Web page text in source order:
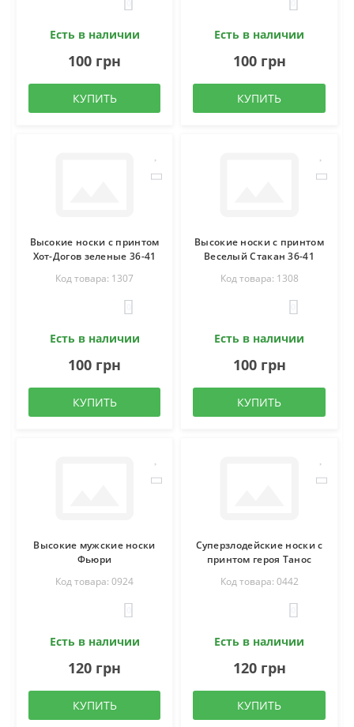
Есть в наличии
100 грн
КУПИТЬ
Есть в наличии
100 грн
КУПИТЬ
Высокие носки с принтом
Хот-Догов зеленые 36-41
Код товара: 1307
Есть в наличии
100 грн
КУПИТЬ
Высокие носки с принтом
Веселый Стакан 36-41
Код товара: 1308
Есть в наличии
100 грн
КУПИТЬ
Высокие мужские носки
Фьюри
Код товара: 0924
Есть в наличии
120 грн
КУПИТЬ
Суперзлодейские носки с
принтом героя Танос
Код товара: 0442
Есть в наличии
120 грн
КУПИТЬ